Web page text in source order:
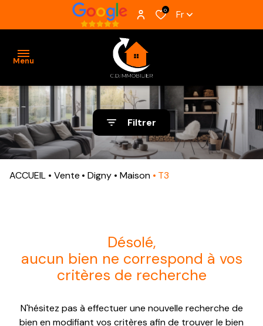
0 Fr
Menu
ACCUEIL
VENTES
BIENS
VENDUS
CONTACT
Filtrer
ACCUEIL Vente Digny Maison T3
désolé,
aucun bien ne correspond à vos
critères de recherche
N'hésitez pas à effectuer une nouvelle recherche de
bien en modifiant vos critères afin de trouver le bien